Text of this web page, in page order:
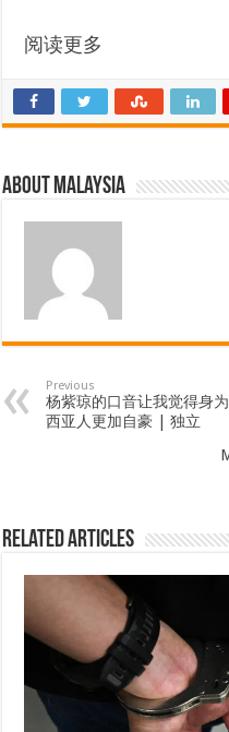
阅读更多
About Malaysia
Previous
杨紫琼的口音让我觉得身
西亚人更加自豪 | 独立
Related Articles